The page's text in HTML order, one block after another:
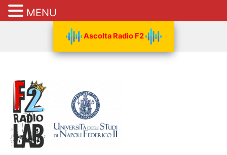
Ascolta Radio F2
MENU